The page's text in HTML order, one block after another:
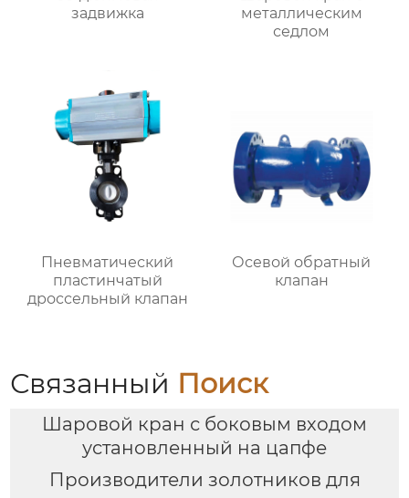
задвижка
металлическим
седлом
Пневматический
пластинчатый
дроссельный клапан
Осевой обратный
клапан
Связанный Поиск
Шаровой кран с боковым входом
установленный на цапфе
Производители золотников для